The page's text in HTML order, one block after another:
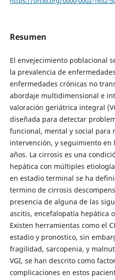
Resumen
El envejecimiento poblacional
la prevalencia de
enfermedades crónicas no
abordaje multidimensional e
valoración geriátrica integral
diseñada para detectar
funcional, mental y social para
intervención, y seguimiento en
años. La cirrosis es una
hepática con múltiples
en estadio terminal se ha
termino de cirrosis
presencia de alguna de las
ascitis, encefalopatía hepática
Existen herramientas como el
estadio y pronostico, sin
fragilidad, sarcopenia, y
VGI, se han descrito como
complicaciones en estos